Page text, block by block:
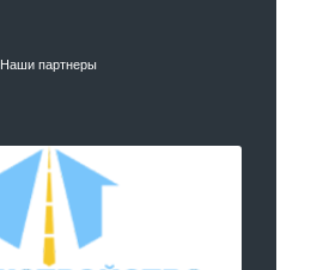
Наши партнеры